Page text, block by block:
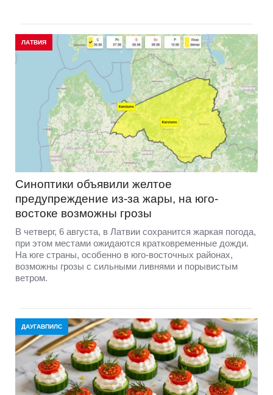
ЛАТВИЯ
Синоптики объявили желтое
предупреждение из-за жары, на юго-
востоке возможны грозы
В четверг, 6 августа, в Латвии сохранится жаркая погода,
при этом местами ожидаются кратковременные дожди.
На юге страны, особенно в юго-восточных районах,
возможны грозы с сильными ливнями и порывистым
ветром.
ДАУГАВПИЛС